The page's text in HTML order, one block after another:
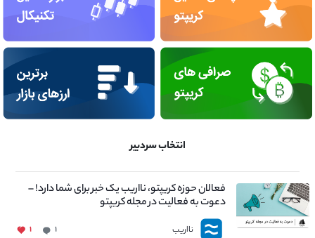
انتخاب سردبیر
فعالان حوزه کریپتو، نااریب یک خبر برای شما دارد! –
دعوت به فعالیت در مجله کریپتو
نااریب ۱ ۱